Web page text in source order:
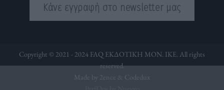
Κάνε εγγραφή στο newsletter μας
Copyright © 2021 - 2024 FAQ ΕΚΔΟΤΙΚΗ ΜΟΝ. ΙΚΕ. All rights
reserved.
Made by 2ence & Codedux